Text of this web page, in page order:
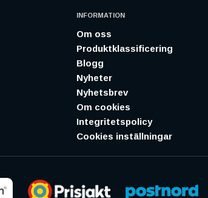
INFORMATION
Om oss
Produktklassificering
Blogg
Nyheter
Nyhetsbrev
Om cookies
Integritetspolicy
Cookies inställningar